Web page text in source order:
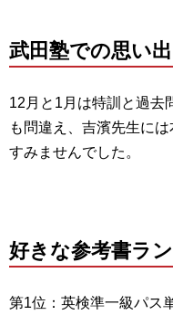
武田塾での思い
12月と1月は特訓と過去
も問違え、吉濱先生に
すみませんでした。
好きな参考書ラ
第1位：英検準一級パス